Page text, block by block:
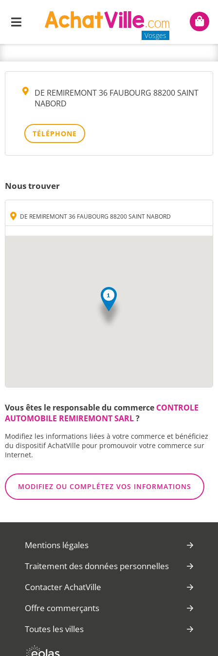
Menu
Vosges
Mon
CONTROLE AUTOMOBILE
DE REMIREMONT 36 FAUBOURG 88200 SAINT
NABORD
TÉLÉPHONE
Nous trouver
DE REMIREMONT 36 FAUBOURG 88200 SAINT NABORD
Vous êtes le responsable du commerce CONTROLE
AUTOMOBILE REMIREMONT SARL?
Modifiez les informations liées à votre commerce et bénéficiez
du dispositif AchatVille pour promouvoir votre commerce sur
Internet.
MODIFIEZ OU COMPLÉTEZ VOS INFORMATIONS
Mentions légales
Traitement des données personnelles
Contacter AchatVille
Offre commerçants
Toutes les villes